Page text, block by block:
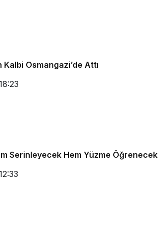
Kalbi Osmangazi’de Attı
Serinleyecek Hem Yüzme Öğrenecek